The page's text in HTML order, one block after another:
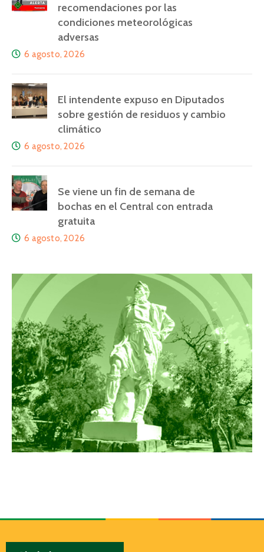
recomendaciones por las
condiciones meteorológicas
adversas
6 agosto, 2026
El intendente expuso en Diputados
sobre gestión de residuos y cambio
climático
6 agosto, 2026
Se viene un fin de semana de
bochas en el Central con entrada
gratuita
6 agosto, 2026